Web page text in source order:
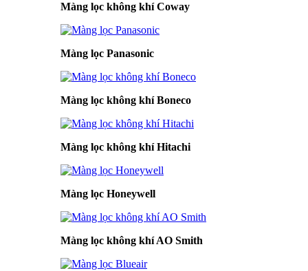
Màng lọc không khí Coway
Màng lọc Panasonic
Màng lọc không khí Boneco
Màng lọc không khí Hitachi
Màng lọc Honeywell
Màng lọc không khí AO Smith